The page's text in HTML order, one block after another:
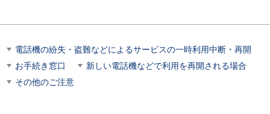
電話機の紛失・盗難などによるサービスの一時利用中断・再開
お手続き窓口
新しい電話機などで利用を再開される場合
その他のご注意